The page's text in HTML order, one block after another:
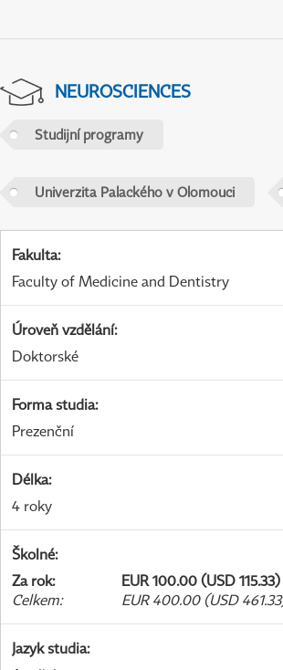
NEUROSCIENCES
Studijní programy
Univerzita Palackého v Olomouci
Fakulta:
Faculty of Medicine and Dentistry
Úroveň vzdělání:
Doktorské
Forma studia:
Prezenční
Délka:
4 roky
Školné:
Za rok:
EUR 100.00 (USD 115.33)
Celkem: EUR 400.00 (USD
Jazyk studia: